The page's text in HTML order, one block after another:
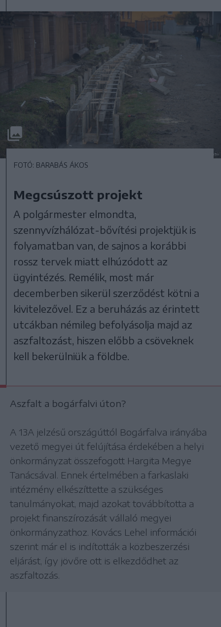
FOTÓ: BARABÁS ÁKOS
Megcsúszott projekt
A polgármester elmondta,
szennyvízhálózat-bővítési projektjük is
folyamatban van, de sajnos a korábbi
rossz tervek miatt elhúzódott az
ügyintézés. Remélik, most már
decemberben sikerül szerződést kötni a
kivitelezővel. Ez a beruházás az érintett
utcákban némileg befolyásolja majd az
aszfaltozást, hiszen előbb a csöveknek
kell bekerülniük a földbe.
Aszfalt a bogárfalvi úton?
A 13A jelzésű országúttól Bogárfalva irányába
vezető megyei út felújítása érdekében a helyi
önkormányzat összefogott Hargita Megye
Tanácsával. Ennek értelmében a farkaslaki
intézmény elkészíttette a szükséges
tanulmányokat, majd azokat továbbította a
projekt finanszírozását vállaló megyei
önkormányzathoz. Kovács Lehel információi
szerint már el is indították a közbeszerzési
eljárást, így jövőre ott is elkezdődhet az
aszfaltozás.